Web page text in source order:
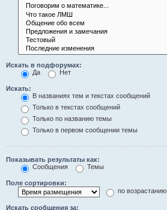
Искать в подфорумах:
Да
Нет
Искать:
В названиях тем и текстах сообщений
Только в текстах сообщений
Только по названию темы
Только в первом сообщении темы
Показывать результаты как:
Сообщения
Темы
Поле сортировки:
по возрастанию
Искать сообщения за: